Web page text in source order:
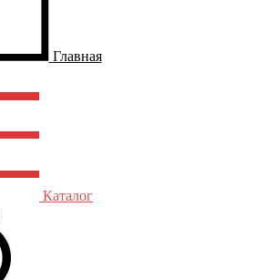
Главная
Каталог